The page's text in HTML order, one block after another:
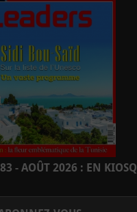
- AOÛT 2026 : EN